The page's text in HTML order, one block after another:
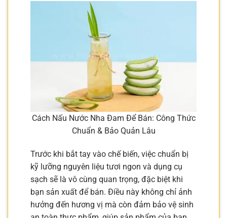
Cách Nấu Nước Nha Đam Để Bán: Công Thức
Chuẩn & Bảo Quản Lâu
Trước khi bắt tay vào chế biến, việc chuẩn bị
kỹ lưỡng nguyên liệu tươi ngon và dụng cụ
sạch sẽ là vô cùng quan trọng, đặc biệt khi
bạn sản xuất để bán. Điều này không chỉ ảnh
hưởng đến hương vị mà còn đảm bảo vệ sinh